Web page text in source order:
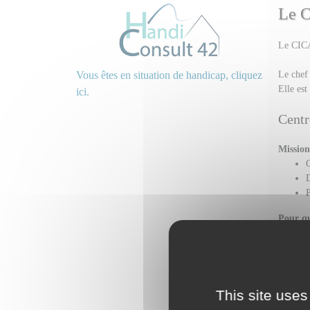
Vous êtes en situation de handicap, cliquez
ici.
Le
Le
Le chef
Elle est
Pour
This site